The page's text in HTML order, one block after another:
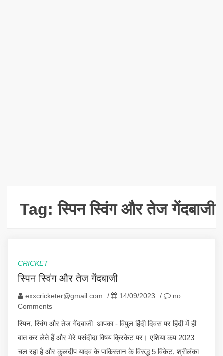
Tag:स्पिन स्विंग और तेज गेंदबाजी
CRICKET
स्पिन स्विंग और तेज गेंदबाजी
exxcricketer@gmail.com / 14/09/2023 /
no
Comments
स्पिन, स्विंग और तेज गेंदबाजी आपका - विपुल हिंदी दिवस पर हिंदी में ही
बात कर लेते हैं और मेरे पसंदीदा विषय क्रिकेट पर। एशिया कप 2023
चल रहा है और कुलदीप यादव के पाकिस्तान के विरुद्ध 5 विकेट, श्रीलंका